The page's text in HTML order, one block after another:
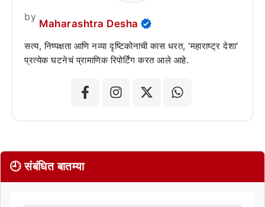
by
Maharashtra Desha
सत्य, निष्पक्षता आणि नव्या दृष्टिकोनाची कास धरत, 'महाराष्ट्र देशा'
प्रत्येक घटनेचं प्रामाणिक रिपोर्टिंग करत आले आहे.
🕘 संबंधित बातम्या